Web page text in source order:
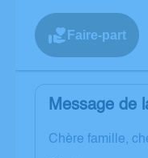
Faire-part
Message de
Chère famille,